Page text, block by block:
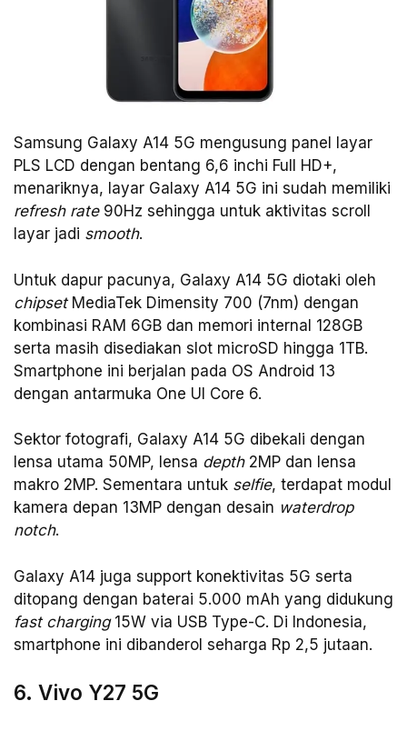
Samsung Galaxy A14 5G mengusung panel layar
PLS LCD dengan bentang 6,6 inchi Full HD+,
menariknya, layar Galaxy A14 5G ini sudah memiliki
refresh rate90Hz sehingga untuk aktivitas scroll
layar jadi smooth.
Untuk dapur pacunya, Galaxy A14 5G diotaki oleh
chipsetMediaTek Dimensity 700 (7nm) dengan
kombinasi RAM 6GB dan memori internal 128GB
serta masih disediakan slot microSD hingga 1TB.
Smartphone ini berjalan pada OS Android 13
dengan antarmuka One UI Core 6.
Sektor fotografi, Galaxy A14 5G dibekali dengan
lensa utama 50MP, lensa depth2MP dan lensa
makro 2MP. Sementara untuk selfie, terdapat modul
kamera depan 13MP dengan desain waterdrop
notch.
Galaxy A14 juga support konektivitas 5G serta
ditopang dengan baterai 5.000 mAh yang didukung
fast charging15W via USB Type-C. Di Indonesia,
smartphone ini dibanderol seharga Rp 2,5 jutaan.
6. Vivo Y27 5G